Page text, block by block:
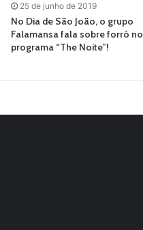
25 de junho de 2019
No Dia de São João, o grupo
Falamansa fala sobre forró no
programa “The Noite”!